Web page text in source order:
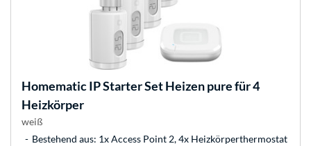
Homematic IPStarter Set Heizen pure für 4
Heizkörper
weiß
Bestehend aus: 1x Access Point 2, 4x Heizkörperthermostat